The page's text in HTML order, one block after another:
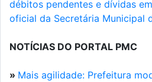
débitos pendentes e dívidas
oficial da Secretária Municipal
NOTÍCIAS DO PORTAL PMC
» Mais agilidade: Prefeitura